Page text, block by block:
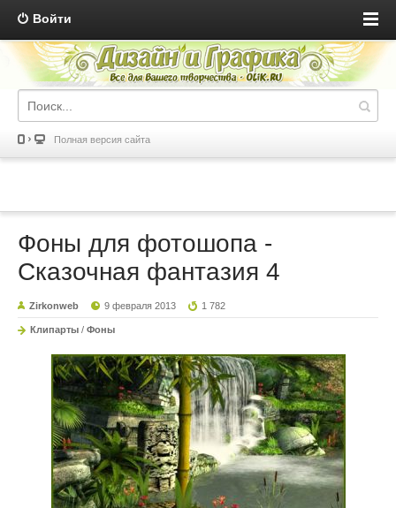
Войти
Полная версия сайта
Фоны для фотошопа -
Сказочная фантазия 4
Zirkonweb 9 февраля 2013 1 782
Клипарты / Фоны